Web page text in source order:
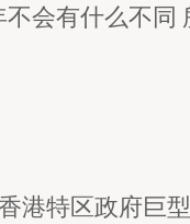
会有什么不同
港特区政府